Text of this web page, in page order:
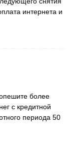
интернета и
более
с кредитной
периода 50